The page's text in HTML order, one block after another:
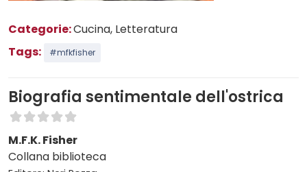
Categorie:Cucina, Letteratura
Tags:
#mfkfisher
Biografia sentimentale dell'ostrica
M.F.K. Fisher
Collana biblioteca